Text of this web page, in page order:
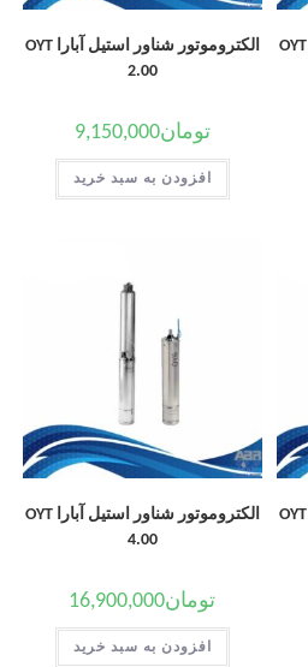
الکتروموتور شناور استیل آبارا OYT
الکتروموتور شناور استیل آبارا OYT
2.00
تومان9,150,000
افزودن به سبد خرید
الکتروموتور شناور استیل آبارا OYT
الکتروموتور شناور استیل آبارا OYT
4.00
تومان16,900,000
افزودن به سبد خرید